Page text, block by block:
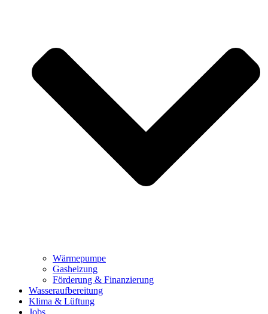
Wärmepumpe
Gasheizung
Förderung & Finanzierung
Wasseraufbereitung
Klima & Lüftung